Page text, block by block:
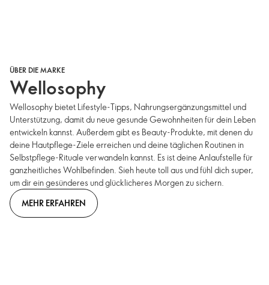
ÜBER DIE MARKE
Wellosophy
Wellosophy bietet Lifestyle-Tipps, Nahrungsergänzungsmittel und
Unterstützung, damit du neue gesunde Gewohnheiten für dein Leben
entwickeln kannst. Außerdem gibt es Beauty-Produkte, mit denen du
deine Hautpflege-Ziele erreichen und deine täglichen Routinen in
Selbstpflege-Rituale verwandeln kannst. Es ist deine Anlaufstelle für
ganzheitliches Wohlbefinden. Sieh heute toll aus und fühl dich super,
um dir ein gesünderes und glücklicheres Morgen zu sichern.
MEHR ERFAHREN